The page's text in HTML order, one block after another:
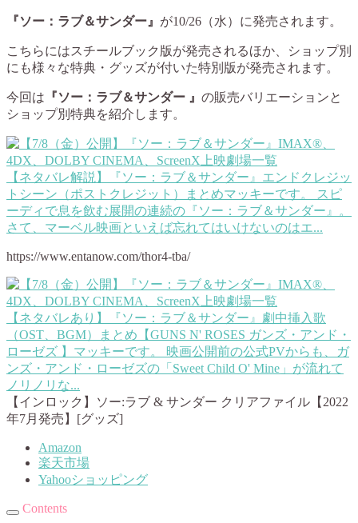
『ソー：ラブ＆サンダー』 が10/26（水）に発売されます。
こちらにはスチールブック版が発売されるほか、ショップ別
にも様々な特典・グッズが付いた特別版が発売されます。
今回は 『ソー：ラブ＆サンダー 』 の販売バリエーションと
ショップ別特典を紹介します。
【ネタバレ解説】『ソー：ラブ＆サンダー』エンドクレジッ
トシーン（ポストクレジット）まとめマッキーです。 スピ
ーディで息を飲む展開の連続の『ソー：ラブ＆サンダー』。
さて、マーベル映画といえば忘れてはいけないのはエ...
https://www.entanow.com/thor4-tba/
【ネタバレあり】『ソー：ラブ＆サンダー』劇中挿入歌
（OST、BGM）まとめ【GUNS N' ROSES ガンズ・アンド・
ローゼズ 】 マッキーです。 映画公開前の公式PVからも、ガ
ンズ・アンド・ローゼズの「Sweet Child O' Mine」が流れて
ノリノリな...
【インロック】ソー:ラブ & サンダー クリアファイル【2022
年7月発売】[グッズ]
Amazon
楽天市場
Yahooショッピング
Contents